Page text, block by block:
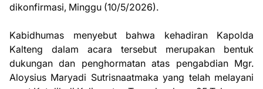
dikonfirmasi, Minggu (10/5/2026).
Kabidhumas menyebut bahwa kehadiran Kapolda
Kalteng dalam acara tersebut merupakan bentuk
dukungan dan penghormatan atas pengabdian Mgr.
Aloysius Maryadi Sutrisnaatmaka yang telah melayani